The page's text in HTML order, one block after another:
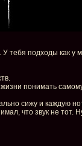
тебя подходы как у
понимать
сижу и каждую
что звук не тот.